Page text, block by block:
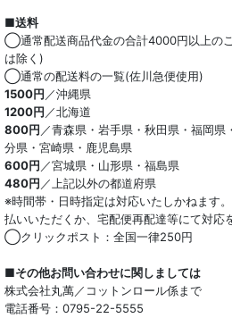
■送料
◯通常配送商品代金の合計4000円以上の
は除く)
◯通常の配送料の一覧(佐川急便使用)
1500円 ／沖縄県
1200円 ／北海道
800円 ／青森県・岩手県・秋田県・福岡
分県・宮崎県・鹿児島県
600円 ／宮城県・山形県・福島県
480円 ／上記以外の都道府県
※時間帯・日時指定は対応いたしかねます
払いいただくか、宅配便再配達等にて対応
◯クリックポスト：全国一律250円
■その他お問い合わせに関しましては
株式会社丸萬／コットンロール係まで
電話番号：0795-22-5555